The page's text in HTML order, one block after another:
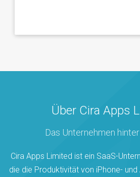
Über Cira Apps
Das Unternehmen
Cira Apps Limited ist ein SaaS-
die die Produktivität von iPhone-